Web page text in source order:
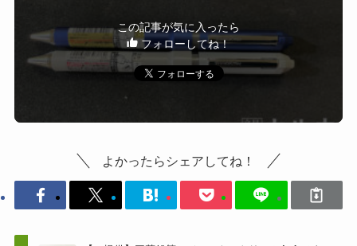
この記事が気に入ったら
フォローしてね！
よかったらシェアしてね！